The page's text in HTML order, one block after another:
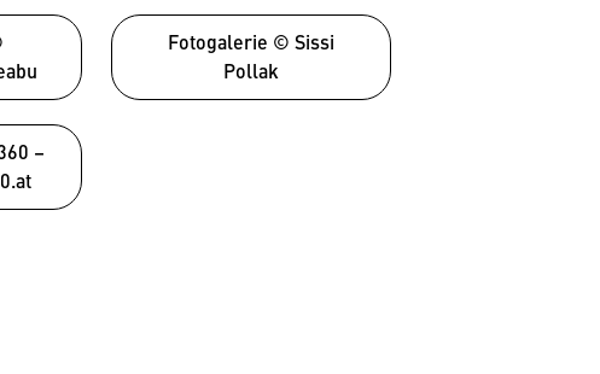
Fotogalerie © Sissi
Pollak
–